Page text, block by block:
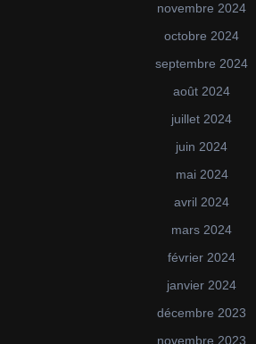
novembre 2024
octobre 2024
septembre 2024
août 2024
juillet 2024
juin 2024
mai 2024
avril 2024
mars 2024
février 2024
janvier 2024
décembre 2023
novembre 2023